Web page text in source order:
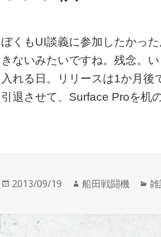
ぼくもUI談義に参加したかっ
きないみたいですね。残念。
入れる日。リリースは1か月
引退させて、Surface Proを机
投
2013/09/19
作
船田戦闘機
カ